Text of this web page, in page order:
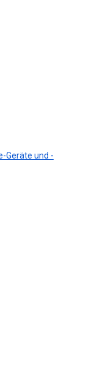
Geräte und -